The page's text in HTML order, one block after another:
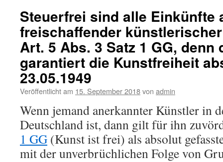
Steuerfrei sind alle Einkünfte
freischaffender
Art. 5 Abs. 3 Satz 1 GG, denn
garantiert die Kunstfreiheit
23.05.1949
Veröffentlicht am 15. September 2018von admin
Wenn jemand anerkannter Künstler in
Deutschland ist, dann gilt für ihn
1 GG (Kunst ist frei) als absolut
mit der unverbrüchlichen Folge von